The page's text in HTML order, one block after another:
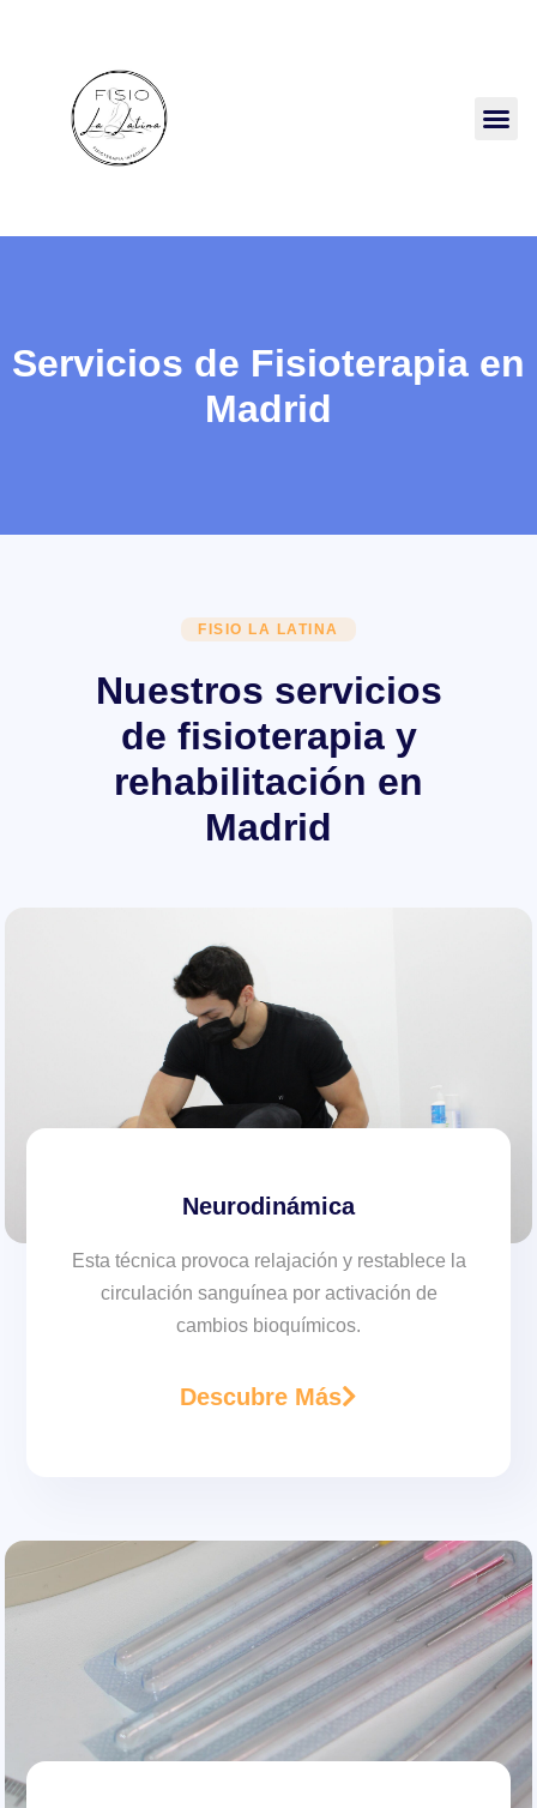
Servicios de Fisioterapia en
Madrid
FISIO LA LATINA
Nuestros servicios
de fisioterapia y
rehabilitación en
Madrid
Neurodinámica
Esta técnica provoca relajación y restablece la
circulación sanguínea por activación de
cambios bioquímicos.
Descubre Más